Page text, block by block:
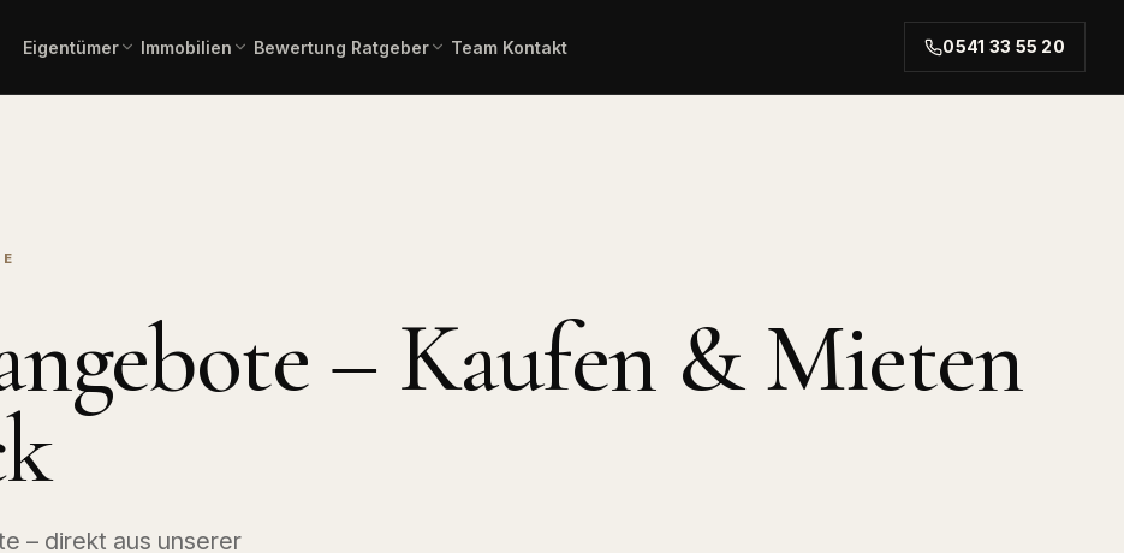
Eigentümer
mit
Komplette Vermarktung
neuer Bauvorhaben.
Immobilien
Äcker, Forstflächen.
Immobilientausch
Verkauf und Neukauf in einem
Bewertung Ratgeber Team Kontakt 0541 33 55 20
– Kaufen & Mieten
– direkt aus unserer